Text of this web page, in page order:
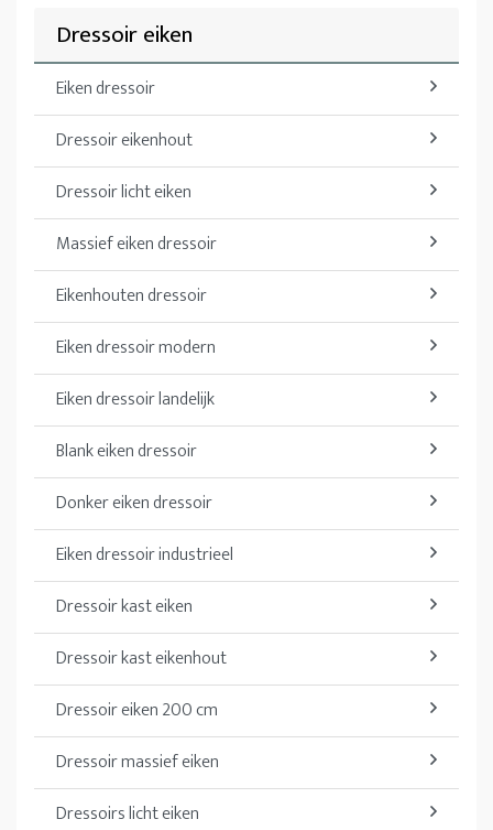
Dressoir eiken
Eiken dressoir
Dressoir eikenhout
Dressoir licht eiken
Massief eiken dressoir
Eikenhouten dressoir
Eiken dressoir modern
Eiken dressoir landelijk
Blank eiken dressoir
Donker eiken dressoir
Eiken dressoir industrieel
Dressoir kast eiken
Dressoir kast eikenhout
Dressoir eiken 200 cm
Dressoir massief eiken
Dressoirs licht eiken